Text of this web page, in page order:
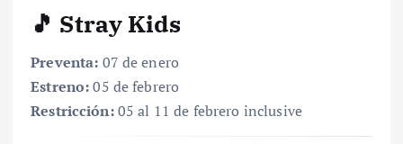
🎵 Stray Kids
Preventa: 07 de enero
Estreno:05 de febrero
Restricción:05 al 11 de febrero inclusive